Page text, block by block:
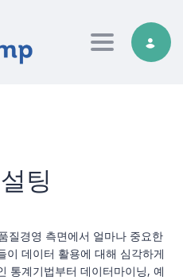
Toggle
팅
질경영 측면에서 얼마나 중요한
이 데이터 활용에 대해 심각하게
통계기법부터 데이터마이닝, 예